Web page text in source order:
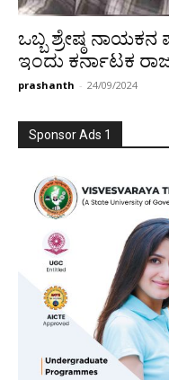
ಒಬ್ಬ ಶ್ರೇಷ್ಠ ನಾಯಕನ
ಇಂದು ಕರ್ನಾಟಕ
prashanth - 24/09/2024
Sponsor Ads 1